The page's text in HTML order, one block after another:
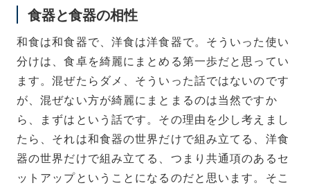
食器と食器の相性
和食は和食器で、洋食は洋食器で。そういった使い
分けは、食卓を綺麗にまとめる第一歩だと思ってい
ます。混ぜたらダメ、そういった話ではないのです
が、混ぜない方が綺麗にまとまるのは当然ですか
ら、まずはという話です。その理由を少し考えまし
たら、それは和食器の世界だけで組み立てる、洋食
器の世界だけで組み立てる、つまり共通項のあるセ
ットアップということになるのだと思います。そこ